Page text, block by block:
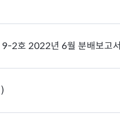
2호 2022년 6월 분배보고서